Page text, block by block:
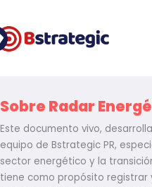
Sobre Radar
Este documento vivo,
equipo de Bstrategic PR,
sector energético y la
tiene como propósito registrar